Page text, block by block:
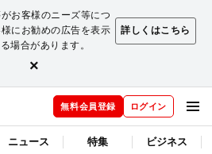
お客様のニーズ等につ
にお勧めの広告を表示
場合があります。
詳しくはこちら
×
無料会員登録 ログイン
ニュース 特集 ビジネス